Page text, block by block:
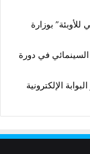
بوزارة
في دورة
الإلكترونية